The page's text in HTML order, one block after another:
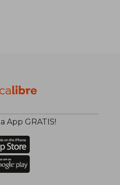
App GRATIS!